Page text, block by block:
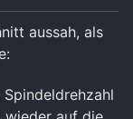
aussah, als